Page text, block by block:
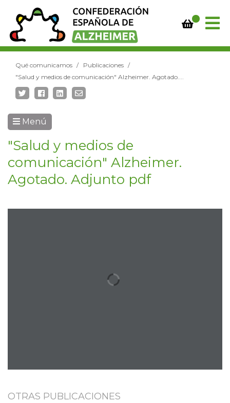
Qué comunicamos
Publicaciones
"Salud y medios de comunicación" Alzheimer. Agotado....
Menú
"Salud y medios de
comunicación" Alzheimer.
Agotado. Adjunto pdf
OTRAS PUBLICACIONES